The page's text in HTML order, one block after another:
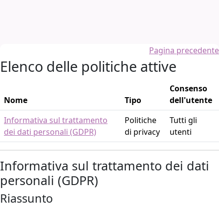
Pagina precedente
Elenco delle politiche attive
Nome Tipo
Consenso
dell'utente
Informativa sul trattamento
dei dati personali (GDPR)
Politiche
di privacy
Tutti gli
utenti
Informativa sul trattamento dei dati
personali (GDPR)
Riassunto